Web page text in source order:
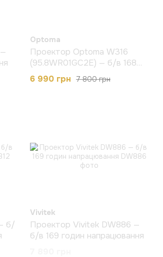
Optoma
Проектор Optoma W316
(95.8WR01GC2E) — б/в 168
годин напрацювання
7 800 грн
6 990 грн
б/
Vivitek
Проектор Vivitek DW886 —
б/в 169 годин напрацювання